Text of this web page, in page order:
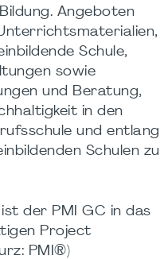
Angeboten
Schule,
sowie
und Beratung,
in den
und entlang
Schulen zu
der PMI GC in das
Project
PMI®)